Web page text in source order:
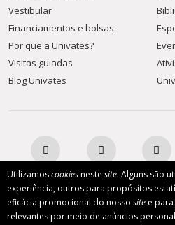
Utilizamoscookiesneste site. Alguns são
experiência, outros para propósitos
eficácia promocional do nosso site e
relevantes por meio de anúncios
Vestibular
Financiamentos e bolsas
Por que a Univates?
Visitas guiadas
Blog Univates
AFILIADA: